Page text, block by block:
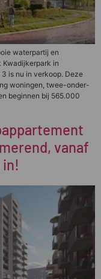
waterpartij en
in
3 is nu in verkoop. Deze
woningen, twee-onder-
beginnen bij 565.000
vanaf
in!